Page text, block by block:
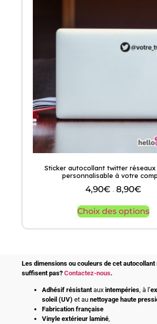
Sticker autocollant twitter réseaux
personnalisable à votre
4,90€ – 8,90€
Choix des options
Les dimensions ou couleurs de cet autocollant
suffisent pas? Contactez-nous.
Adhésif résistantaux intempéries, à l’
soleil (UV) et au nettoyage haute
Fabrication française
Vinyle extérieur laminé,